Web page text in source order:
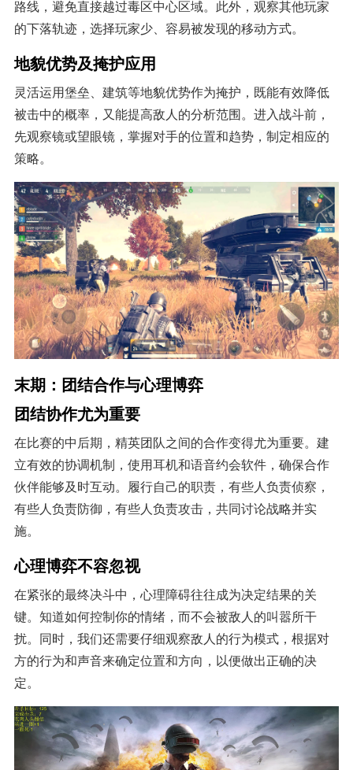
路线，避免直接越过毒区中心区域。此外，观察其他玩家
的下落轨迹，选择玩家少、容易被发现的移动方式。
地貌优势及掩护应用
灵活运用堡垒、建筑等地貌优势作为掩护，既能有效降低
被击中的概率，又能提高敌人的分析范围。进入战斗前，
先观察镜或望眼镜，掌握对手的位置和趋势，制定相应的
策略。
末期：团结合作与心理博弈
团结协作尤为重要
在比赛的中后期，精英团队之间的合作变得尤为重要。建
立有效的协调机制，使用耳机和语音约会软件，确保合作
伙伴能够及时互动。履行自己的职责，有些人负责侦察，
有些人负责防御，有些人负责攻击，共同讨论战略并实
施。
心理博弈不容忽视
在紧张的最终决斗中，心理障碍往往成为决定结果的关
键。知道如何控制你的情绪，而不会被敌人的叫嚣所干
扰。同时，我们还需要仔细观察敌人的行为模式，根据对
方的行为和声音来确定位置和方向，以便做出正确的决
定。